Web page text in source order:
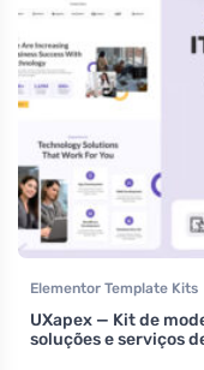
Elementor Template Kits
UXapex — Kit de
soluções e serviços